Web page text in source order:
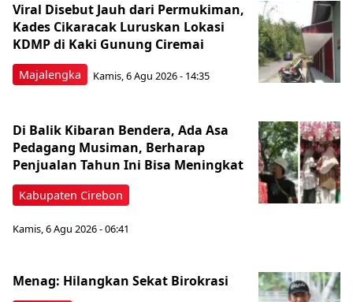
Majalengka
Viral Disebut Jauh dari Permukiman,
Kades Cikaracak Luruskan Lokasi
KDMP di Kaki Gunung Ciremai
Kamis, 6 Agu 2026 - 14:35
Kabupaten Cirebon
Di Balik Kibaran Bendera, Ada Asa
Pedagang Musiman, Berharap
Penjualan Tahun Ini Bisa Meningkat
Kamis, 6 Agu 2026 - 06:41
Menag: Hilangkan Sekat Birokrasi